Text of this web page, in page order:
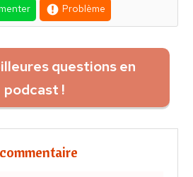
Problème
questions en
podcast !